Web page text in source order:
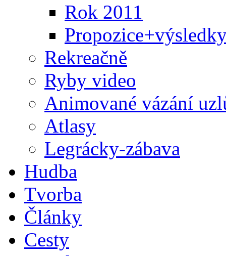
Rok 2011
Rekreačně
Ryby video
Animované vázání
Atlasy
Legrácky-zábava
Hudba
Tvorba
Články
Cesty